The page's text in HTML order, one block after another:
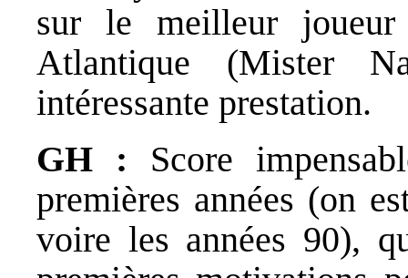
sur le meilleur
Atlantique (Mister
intéressante prestation.
GH : Score
premières années (on
voire les années 90),